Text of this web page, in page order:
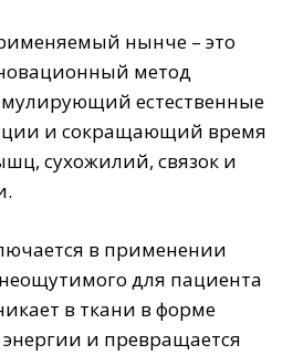
нынче – это
метод
естественные
и сокращающий время
сухожилий, связок и
в применении
для пациента
в ткани в форме
и превращается